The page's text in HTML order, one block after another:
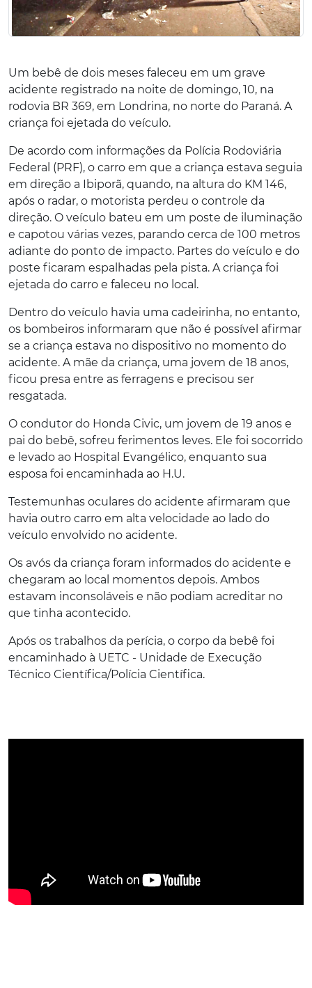
Um bebê de dois meses faleceu em um grave
acidente registrado na noite de domingo, 10, na
rodovia BR 369, em Londrina, no norte do Paraná. A
criança foi ejetada do veículo.
De acordo com informações da Polícia Rodoviária
Federal (PRF), o carro em que a criança estava seguia
em direção a Ibiporã, quando, na altura do KM 146,
após o radar, o motorista perdeu o controle da
direção. O veículo bateu em um poste de iluminação
e capotou várias vezes, parando cerca de 100 metros
adiante do ponto de impacto. Partes do veículo e do
poste ficaram espalhadas pela pista. A criança foi
ejetada do carro e faleceu no local.
Dentro do veículo havia uma cadeirinha, no entanto,
os bombeiros informaram que não é possível afirmar
se a criança estava no dispositivo no momento do
acidente. A mãe da criança, uma jovem de 18 anos,
ficou presa entre as ferragens e precisou ser
resgatada.
O condutor do Honda Civic, um jovem de 19 anos e
pai do bebê, sofreu ferimentos leves. Ele foi socorrido
e levado ao Hospital Evangélico, enquanto sua
esposa foi encaminhada ao H.U.
Testemunhas oculares do acidente afirmaram que
havia outro carro em alta velocidade ao lado do
veículo envolvido no acidente.
Os avós da criança foram informados do acidente e
chegaram ao local momentos depois. Ambos
estavam inconsoláveis e não podiam acreditar no
que tinha acontecido.
Após os trabalhos da perícia, o corpo da bebê foi
encaminhado à UETC - Unidade de Execução
Técnico Científica/Polícia Científica.